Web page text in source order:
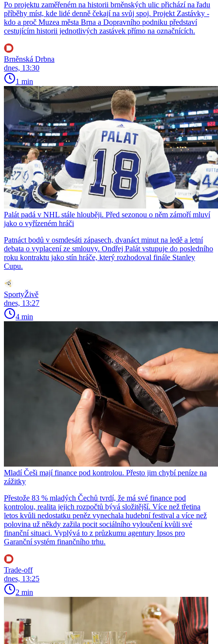
Po projektu zaměřeném na historii brněnských ulic přichází na řadu
příběhy míst, kde lidé denně čekají na svůj spoj. Projekt Zastávky -
kdo a proč Muzea města Brna a Dopravního podniku představí
cestujícím historii jednotlivých zastávek přímo na označnících.
Brněnská Drbna
dnes, 13:30
1 min
Palát padá v NHL stále hlouběji. Před sezonou o něm zámoří mluví
jako o vyřízeném hráči
Patnáct bodů v osmdesáti zápasech, dvanáct minut na ledě a letní
debata o vyplacení ze smlouvy. Ondřej Palát vstupuje do posledního
roku kontraktu jako stín hráče, který rozhodoval finále Stanley
Cupu.
SportyŽivě
dnes, 13:27
4 min
Mladí Češi mají finance pod kontrolou. Přesto jim chybí peníze na
zážitky
Přestože 83 % mladých Čechů tvrdí, že má své finance pod
kontrolou, realita jejich rozpočtů bývá složitější. Více než třetina
letos kvůli nedostatku peněz vynechala hudební festival a více než
polovina už někdy zažila pocit sociálního vyloučení kvůli své
finanční situaci. Vyplývá to z průzkumu agentury Ipsos pro
Garanční systém finančního trhu.
Trade-off
dnes, 13:25
2 min